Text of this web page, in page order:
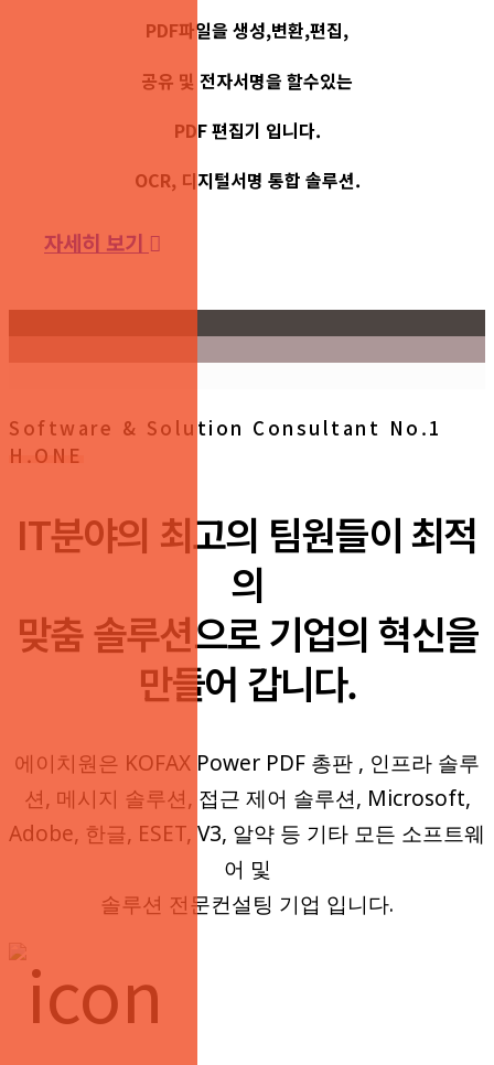
PDF파일을 생성,변환,편집,
공유 및 전자서명을 할수있는
PDF 편집기 입니다.
OCR, 디지털서명 통합 솔루션.
자세히 보기
Software & Solution Consultant No.1
H.ONE
IT분야의 최고의 팀원들이 최적
의
맞춤 솔루션으로 기업의 혁신을
만들어 갑니다.
에이치원은 KOFAX Power PDF 총판 , 인프라 솔루
션, 메시지 솔루션, 접근 제어 솔루션, Microsoft,
Adobe, 한글, ESET, V3, 알약 등 기타 모든 소프트웨
어 및
솔루션 전문컨설팅 기업 입니다.